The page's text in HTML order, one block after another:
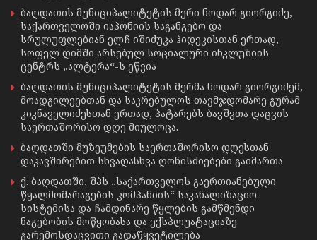
ბაღდათის მუნიციპალიტეტის მერი ნოდარ გიორგიძე,
საქართველოში იაპონიის საგანგებო და
სრულუფლებიან ელჩ იშიძუკა ჰიდეკისთან ერთად,
სოფელ დიმში არსებულ სოციალური ინკლუზიის
ცენტრს „ალტერა“-ს ეწვია
ბაღდათის მუნიციპალიტეტის მერმა ნოდარ გიორგიძემ,
მოადგილეებთან და საკრებულოს თავმჯდომარე გურამ
კიკნაველიძესთან ერთად, პატარებს ბავშვთა დაცვის
საერთაშორისო დღე მიულოცა.
ბაღდათში მუზეუმების საერთაშორისო დღესთან
დაკავშირებით სხვადასხვა ღონისძიებები გაიმართა
ქ. ბაღდათში, შპს „საქართველოს გაერთიანებული
წყალმომარაგების კომპანიის“ საკანალიზაციო
სისტემისა და ჩამდინარე წყლების გამწმენდი
ნაგებობის მოწყობასა და ექსპლუატაციაზე
გარემოსდაცვითი გადაწყვეტილება